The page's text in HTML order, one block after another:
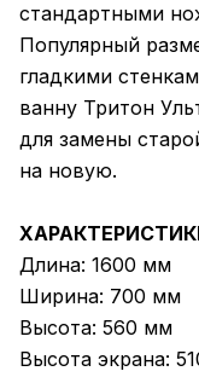
стандартными
Популярный
гладкими
ванну Тритон
для замены
на
Длина: 1600 мм
Ширина: 700 мм
Высота: 560 мм
Высота экрана: